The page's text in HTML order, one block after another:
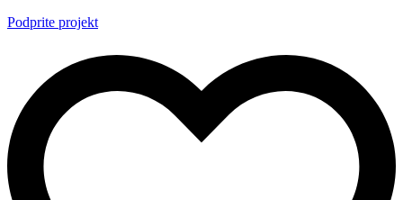
Podprite projekt